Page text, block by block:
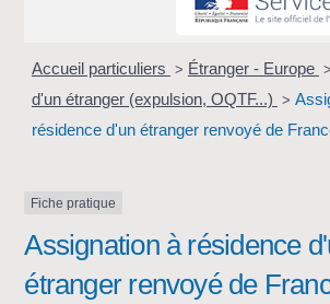
Accueil particuliers > Étranger - Europe >
d'un étranger (expulsion, OQTF...) >
résidence d'un étranger renvoyé de
Fiche pratique
Assignation à résidence
étranger renvoyé de